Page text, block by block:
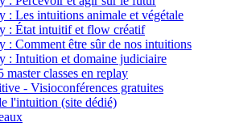
: Les intuitions animale et végétale
: État intuitif et flow créatif
: Comment être sûr de nos intuitions
: Intuition et domaine judiciaire
master classes en replay
- Visioconférences gratuites
l'intuition (site dédié)